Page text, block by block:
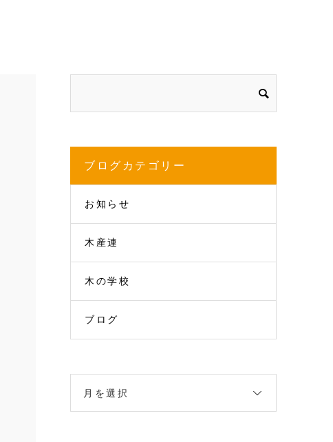
ブログカテゴリー
お知らせ
木産連
木の学校
ブログ
月を選択